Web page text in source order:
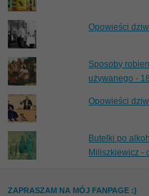
Opowieści
Sposoby
używanego -
Opowieści
Butelki po
Miliszkiewicz -
ZAPRASZAM NA MÓJ FANPAGE :)